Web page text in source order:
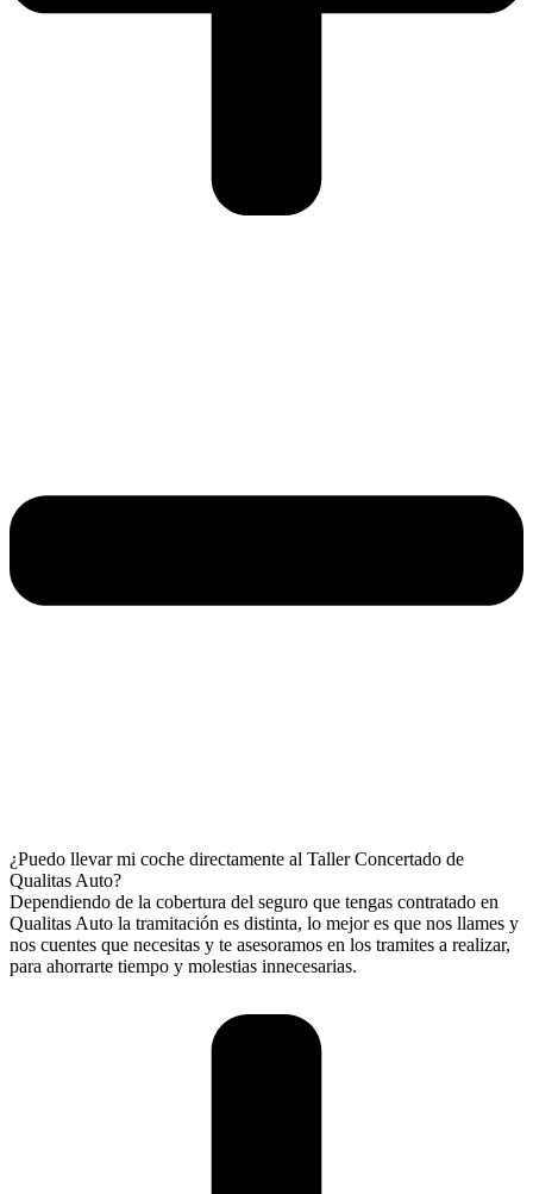
¿Puedo llevar mi coche directamente al Taller Concertado de
Qualitas Auto?
Dependiendo de la cobertura del seguro que tengas contratado en
Qualitas Auto la tramitación es distinta, lo mejor es que nos llames y
nos cuentes que necesitas y te asesoramos en los tramites a realizar,
para ahorrarte tiempo y molestias innecesarias.